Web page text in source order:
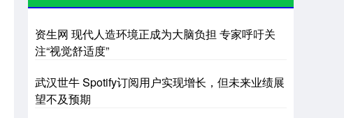
资生网 现代人造环境正成为大脑负担 专家呼吁关
注“视觉舒适度”
武汉世牛 Spotify订阅用户实现增长，但未来业绩展
望不及预期